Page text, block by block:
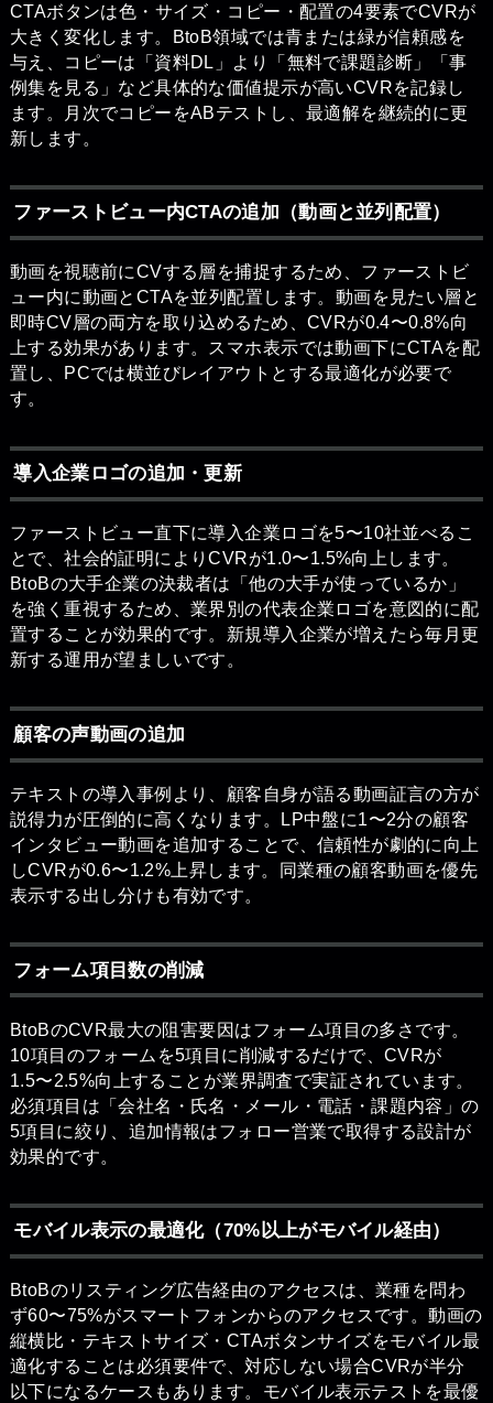
CTAボタンは色・サイズ・コピー・配置の4要素でCVRが
大きく変化します。BtoB領域では青または緑が信頼感を
与え、コピーは「資料DL」より「無料で課題診断」「事
例集を見る」など具体的な価値提示が高いCVRを記録し
ます。月次でコピーをABテストし、最適解を継続的に更
新します。
ファーストビュー内CTAの追加（動画と並列配置）
動画を視聴前にCVする層を捕捉するため、ファーストビ
ュー内に動画とCTAを並列配置します。動画を見たい層と
即時CV層の両方を取り込めるため、CVRが0.4〜0.8%向
上する効果があります。スマホ表示では動画下にCTAを配
置し、PCでは横並びレイアウトとする最適化が必要で
す。
導入企業ロゴの追加・更新
ファーストビュー直下に導入企業ロゴを5〜10社並べるこ
とで、社会的証明によりCVRが1.0〜1.5%向上します。
BtoBの大手企業の決裁者は「他の大手が使っているか」
を強く重視するため、業界別の代表企業ロゴを意図的に配
置することが効果的です。新規導入企業が増えたら毎月更
新する運用が望ましいです。
顧客の声動画の追加
テキストの導入事例より、顧客自身が語る動画証言の方が
説得力が圧倒的に高くなります。LP中盤に1〜2分の顧客
インタビュー動画を追加することで、信頼性が劇的に向上
しCVRが0.6〜1.2%上昇します。同業種の顧客動画を優先
表示する出し分けも有効です。
フォーム項目数の削減
BtoBのCVR最大の阻害要因はフォーム項目の多さです。
10項目のフォームを5項目に削減するだけで、CVRが
1.5〜2.5%向上することが業界調査で実証されています。
必須項目は「会社名・氏名・メール・電話・課題内容」の
5項目に絞り、追加情報はフォロー営業で取得する設計が
効果的です。
モバイル表示の最適化（70%以上がモバイル経由）
BtoBのリスティング広告経由のアクセスは、業種を問わ
ず60〜75%がスマートフォンからのアクセスです。動画の
縦横比・テキストサイズ・CTAボタンサイズをモバイル最
適化することは必須要件で、対応しない場合CVRが半分
以下になるケースもあります。モバイル表示テストを最優